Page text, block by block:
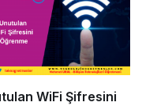
WiFi Şifresini